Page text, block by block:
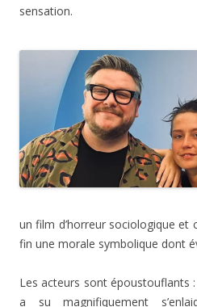
sensation.
un film d’horreur sociologique et
fin une morale symbolique dont
Les acteurs sont époustouflants
a su magnifiquement